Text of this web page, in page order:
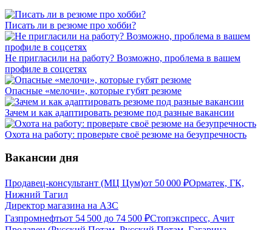
Писать ли в резюме про хобби?
Не пригласили на работу? Возможно, проблема в вашем
профиле в соцсетях
Опасные «мелочи», которые губят резюме
Зачем и как адаптировать резюме под разные вакансии
Охота на работу: проверьте своё резюме на безупречность
Вакансии дня
Продавец-консультант (МЦ Цум)от 50 000 ₽Орматек, ГК,
Нижний Тагил
Директор магазина на АЗС
Газпромнефтьот 54 500 до 74 500 ₽Стопэкспресс, Ачит